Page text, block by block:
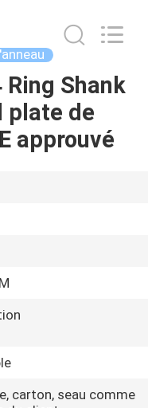
Ring Shank
plate de
approuvé
carton, seau comme